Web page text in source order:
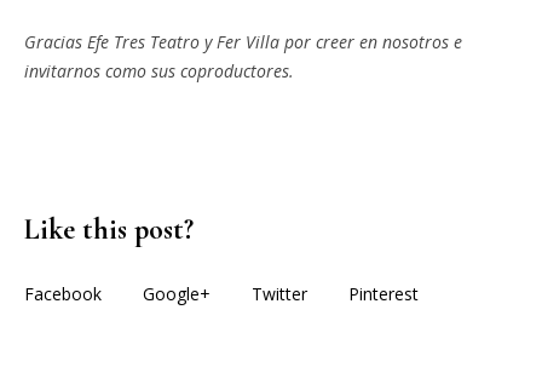
Gracias Efe Tres Teatro y Fer Villa por creer en nosotros e
invitarnos como sus coproductores.
Like this post?
Facebook Google+ Twitter Pinterest